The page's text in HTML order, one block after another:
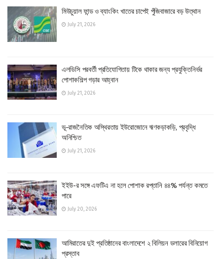
মিউচুয়াল ফান্ড ও ব্যাংকিং খাতের চাপেই পুঁজিবাজারে বড় উত্থান
July 21, 2026
এলডিসি পরবর্তী প্রতিযোগিতায় টিকে থাকার জন্য প্রযুক্তিনির্ভর
পোশাকশিল্প গড়ার আহ্বান
July 21, 2026
ভূ-রাজনৈতিক অস্থিরতায় ইউরোজোনে ঋণকড়াকড়ি, প্রবৃদ্ধি
অনিশ্চিত
July 21, 2026
ইইউ-র সঙ্গে এফটিএ না হলে পোশাক রপ্তানি ৪৪% পর্যন্ত কমতে
পারে
July 20, 2026
আমিরাতের দুই প্রতিষ্ঠানের বাংলাদেশে ২ বিলিয়ন ডলারের বিনিয়োগ
প্রস্তাব